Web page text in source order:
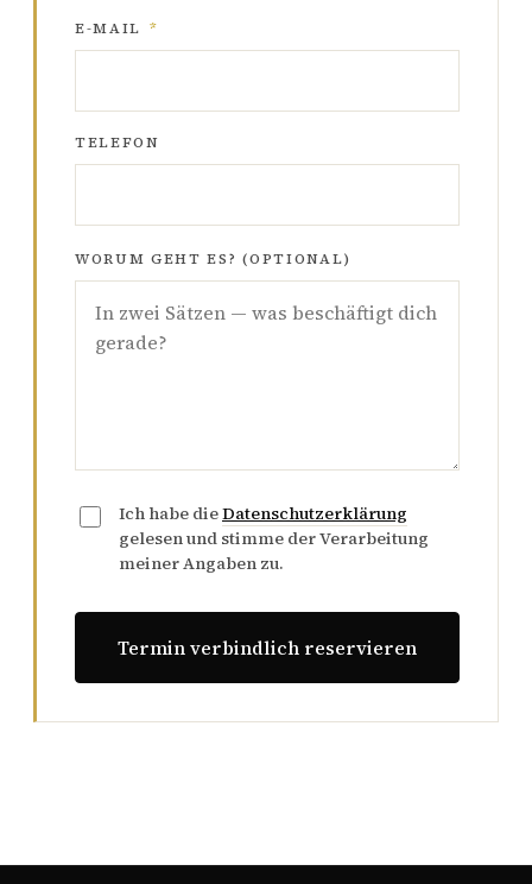
E-MAIL *
TELEFON
WORUM GEHT ES? (OPTIONAL)
Ich habe dieDatenschutzerklärung
gelesen und stimme der Verarbeitung
meiner Angaben zu.
Termin verbindlich reservieren